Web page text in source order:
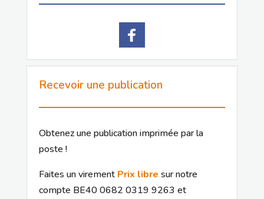
Recevoir une publication
Obtenez une publication imprimée par la
poste !
Faites un virement Prix libre sur notre
compte BE40 0682 0319 9263 et